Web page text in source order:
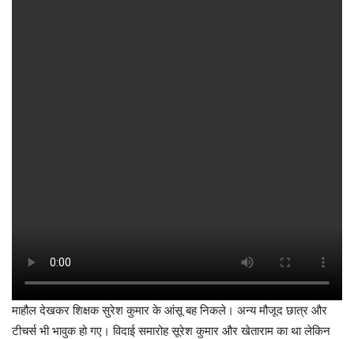
माहौल देखकर शिक्षक सुरेश कुमार के आंसू बह निकले। अन्य मौजूद छात्र और
टीचर्स भी भावुक हो गए। विदाई समारोह सूरेश कुमार और खेताराम का था लेकिन